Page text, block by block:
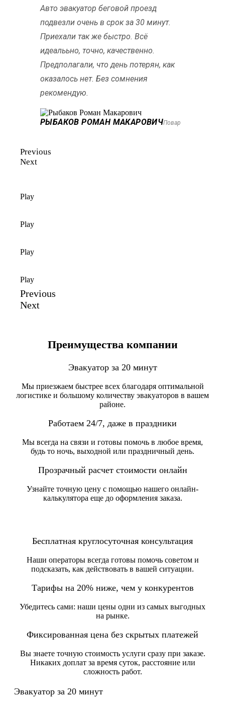
Авто эвакуатор беговой проезд
подвезли очень в срок за 30 минут.
Приехали так же быстро. Всё
идеалььно, точно, качественно.
Предполагали, что день потерян, как
оказалось нет. Без сомнения
рекомендую.
РЫБАКОВ РОМАН МАКАРОВИЧПовар
Previous
Next
Play
Play
Play
Play
Previous
Next
Преимущества компании
Эвакуатор за 20 минут
Мы приезжаем быстрее всех благодаря оптимальной
логистике и большому количеству эвакуаторов в вашем
районе.
Работаем 24/7, даже в праздники
Мы всегда на связи и готовы помочь в любое время,
будь то ночь, выходной или праздничный день.
Прозрачный расчет стоимости онлайн
Узнайте точную цену с помощью нашего онлайн-
калькулятора еще до оформления заказа.
Бесплатная круглосуточная консультация
Наши операторы всегда готовы помочь советом и
подсказать, как действовать в вашей ситуации.
Тарифы на 20% ниже, чем у конкурентов
Убедитесь сами: наши цены одни из самых выгодных
на рынке.
Фиксированная цена без скрытых платежей
Вы знаете точную стоимость услуги сразу при заказе.
Никаких доплат за время суток, расстояние или
сложность работ.
Эвакуатор за 20 минут